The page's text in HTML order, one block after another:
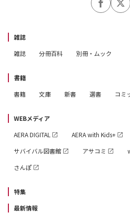
雑誌
雑誌
分冊百科 別冊・ムック
書籍
書籍
文庫 新書 選書 コミ
WEBメディア
AERA DIGITAL
AERA with Kids+
サバイバル図書館
アサコミ
さんぽ
特集
最新情報